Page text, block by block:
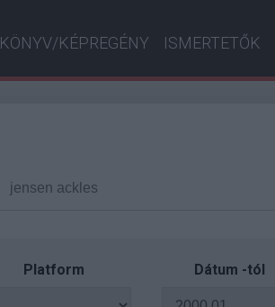
KÖNYV/KÉPREGÉNY ISMERTETŐK
Platform Dátum -tól